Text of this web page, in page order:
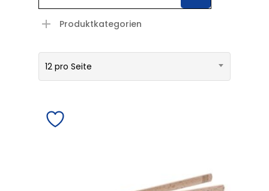
Produktkategorien
12 pro Seite